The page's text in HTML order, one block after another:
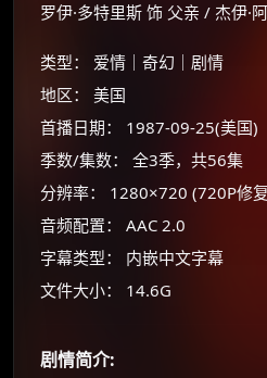
罗伊·多特里斯 饰 父亲 / 杰伊·
类型： 爱情｜奇幻｜剧情
地区： 美国
首播日期： 1987-09-25(美国)
季数/集数： 全3季，共56集
分辨率： 1280×720 (720P修
音频配置： AAC 2.0
字幕类型： 内嵌中文字幕
文件大小： 14.6G
剧情简介:
🧧 福利领取站
☕